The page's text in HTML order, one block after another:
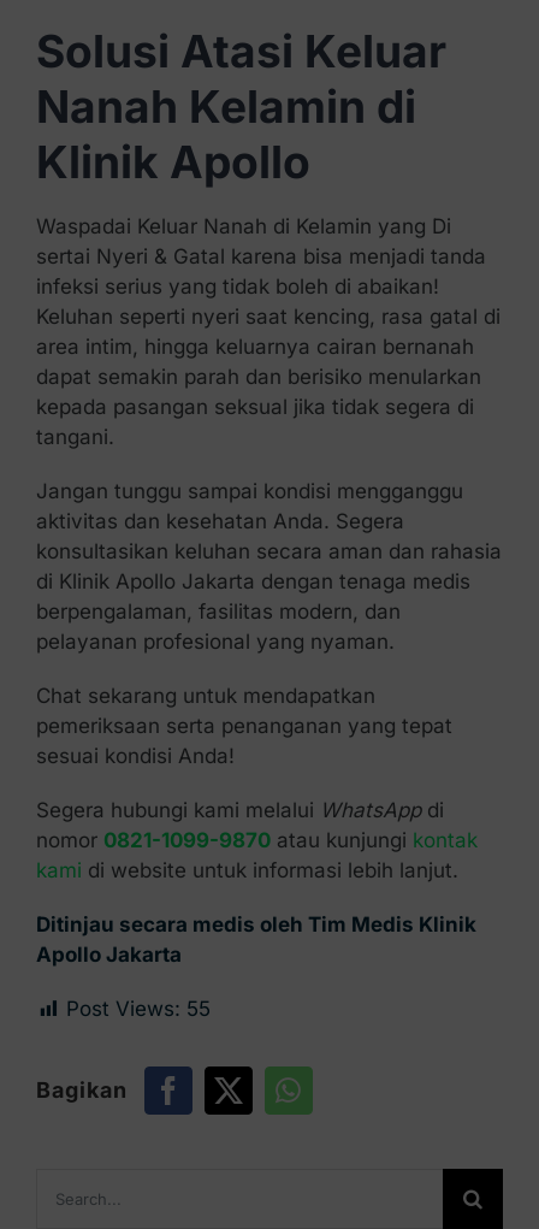
Solusi Atasi Keluar
Nanah Kelamin di
Klinik Apollo
Waspadai Keluar Nanah di Kelamin yang Di
sertai Nyeri & Gatal karena bisa menjadi tanda
infeksi serius yang tidak boleh di abaikan!
Keluhan seperti nyeri saat kencing, rasa gatal di
area intim, hingga keluarnya cairan bernanah
dapat semakin parah dan berisiko menularkan
kepada pasangan seksual jika tidak segera di
tangani.
Jangan tunggu sampai kondisi mengganggu
aktivitas dan kesehatan Anda. Segera
konsultasikan keluhan secara aman dan rahasia
di Klinik Apollo Jakarta dengan tenaga medis
berpengalaman, fasilitas modern, dan
pelayanan profesional yang nyaman.
Chat sekarang untuk mendapatkan
pemeriksaan serta penanganan yang tepat
sesuai kondisi Anda!
Segera hubungi kami melalui WhatsAppdi
nomor 0821-1099-9870atau kunjungi kontak
kami di website untuk informasi lebih lanjut.
Ditinjau secara medis oleh Tim Medis Klinik
Apollo Jakarta
Post Views: 55
Bagikan
for: